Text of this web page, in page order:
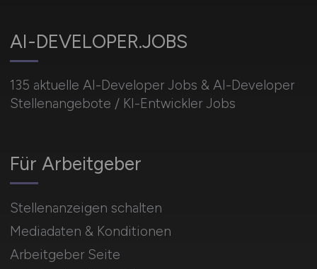
AI-DEVELOPER.JOBS
135 aktuelle AI-Developer Jobs & AI-Developer
Stellenangebote / KI-Entwickler Jobs
Für Arbeitgeber
Stellenanzeigen schalten
Mediadaten & Konditionen
Arbeitgeber Seite